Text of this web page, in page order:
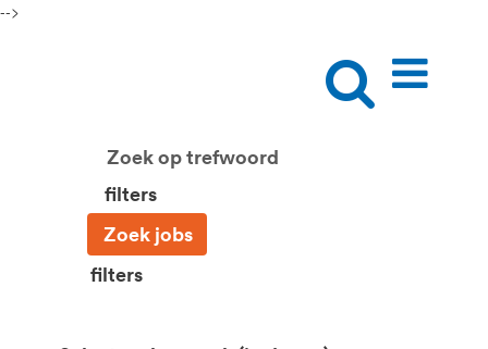
-->
filters
filters